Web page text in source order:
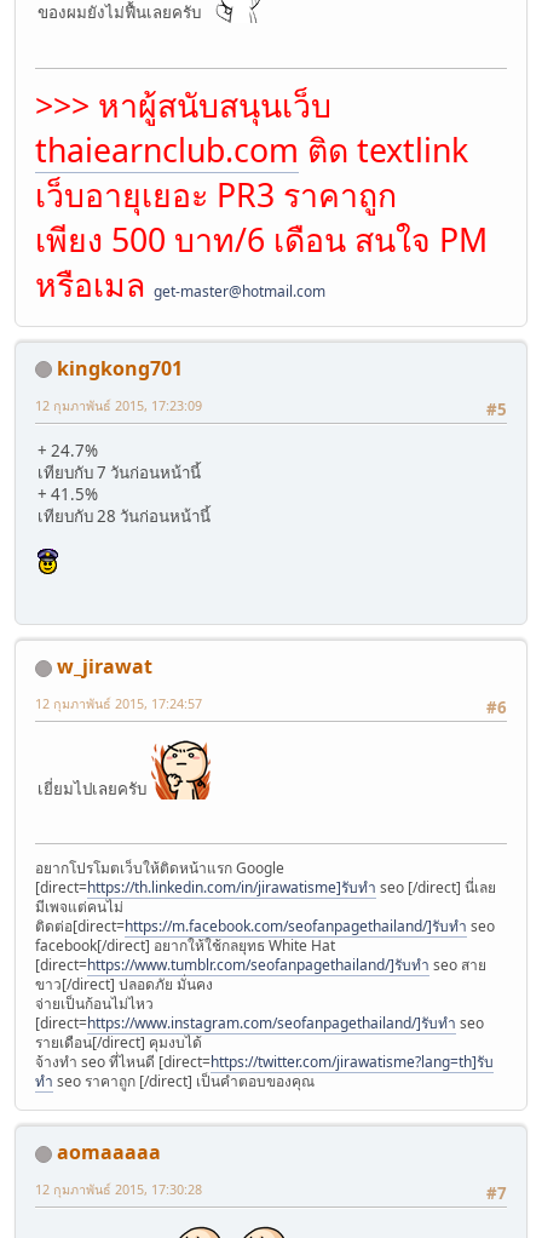
ของผมยังไม่ฟื้นเลยครับ
>>> หาผู้สนับสนุนเว็บ
thaiearnclub.com ติด textlink
เว็บอายุเยอะ PR3 ราคาถูก
เพียง 500 บาท/6 เดือน สนใจ PM
หรือเมล get-master@hotmail.com
kingkong701
#5
12 กุมภาพันธ์ 2015, 17:23:09
+ 24.7%
เทียบกับ 7 วันก่อนหน้านี้
+ 41.5%
เทียบกับ 28 วันก่อนหน้านี้
w_jirawat
#6
12 กุมภาพันธ์ 2015, 17:24:57
เยี่ยมไปเลยครับ
อยากโปรโมตเว็บให้ติดหน้าแรก Google
[direct=https://th.linkedin.com/in/jirawatisme]รับทำ seo [/direct] นี่เลย
มีเพจแต่คนไม่
ติดต่อ[direct=https://m.facebook.com/seofanpagethailand/]รับทำ seo
facebook[/direct] อยากให้ใช้กลยุทธ White Hat
[direct=https://www.tumblr.com/seofanpagethailand/]รับทำ seo สาย
ขาว[/direct] ปลอดภัย มั่นคง
จ่ายเป็นก้อนไม่ไหว
[direct=https://www.instagram.com/seofanpagethailand/]รับทำ seo
รายเดือน[/direct] คุมงบได้
จ้างทำ seo ที่ไหนดี [direct=https://twitter.com/jirawatisme?lang=th]รับ
ทำ seo ราคาถูก [/direct] เป็นคำตอบของคุณ
aomaaaaa
#7
12 กุมภาพันธ์ 2015, 17:30:28